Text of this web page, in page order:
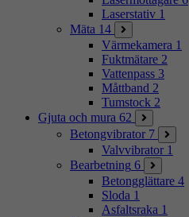
Laserstativ 1
Mäta 14
Värmekamera 1
Fuktmätare 2
Vattenpass 3
Måttband 2
Tumstock 2
Gjuta och mura 62
Betongvibrator 7
Valvvibrator 1
Bearbetning 6
Betongglättare 4
Sloda 1
Asfaltsraka 1